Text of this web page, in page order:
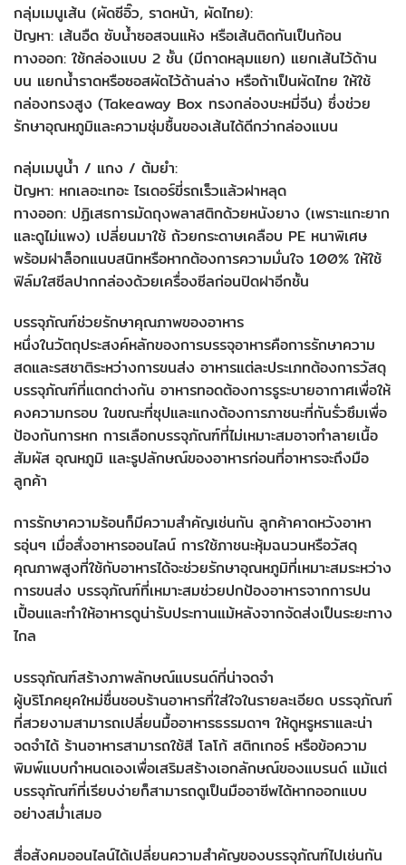
กลุ่มเมนูเส้น (ผัดซีอิ๊ว, ราดหน้า, ผัดไทย):
ปัญหา: เส้นอืด ซับน้ำซอสจนแห้ง หรือเส้นติดกันเป็นก้อน
ทางออก: ใช้กล่องแบบ 2 ชั้น (มีถาดหลุมแยก) แยกเส้นไว้ด้าน
บน แยกน้ำราดหรือซอสผัดไว้ด้านล่าง หรือถ้าเป็นผัดไทย ให้ใช้
กล่องทรงสูง (Takeaway Box ทรงกล่องบะหมี่จีน) ซึ่งช่วย
รักษาอุณหภูมิและความชุ่มชื้นของเส้นได้ดีกว่ากล่องแบน
กลุ่มเมนูน้ำ / แกง / ต้มยำ:
ปัญหา: หกเลอะเทอะ ไรเดอร์ขี่รถเร็วแล้วฝาหลุด
ทางออก: ปฏิเสธการมัดถุงพลาสติกด้วยหนังยาง (เพราะแกะยาก
และดูไม่แพง) เปลี่ยนมาใช้ ถ้วยกระดาษเคลือบ PE หนาพิเศษ
พร้อมฝาล็อกแนบสนิทหรือหากต้องการความมั่นใจ 100% ให้ใช้
ฟิล์มใสซีลปากกล่องด้วยเครื่องซีลก่อนปิดฝาอีกชั้น
บรรจุภัณฑ์ช่วยรักษาคุณภาพของอาหาร
หนึ่งในวัตถุประสงค์หลักของการบรรจุอาหารคือการรักษาความ
สดและรสชาติระหว่างการขนส่ง อาหารแต่ละประเภทต้องการวัสดุ
บรรจุภัณฑ์ที่แตกต่างกัน อาหารทอดต้องการรูระบายอากาศเพื่อให้
คงความกรอบ ในขณะที่ซุปและแกงต้องการภาชนะที่กันรั่วซึมเพื่อ
ป้องกันการหก การเลือกบรรจุภัณฑ์ที่ไม่เหมาะสมอาจทำลายเนื้อ
สัมผัส อุณหภูมิ และรูปลักษณ์ของอาหารก่อนที่อาหารจะถึงมือ
ลูกค้า
การรักษาความร้อนก็มีความสำคัญเช่นกัน ลูกค้าคาดหวังอาหา
รอุ่นๆ เมื่อสั่งอาหารออนไลน์ การใช้ภาชนะหุ้มฉนวนหรือวัสดุ
คุณภาพสูงที่ใช้กับอาหารได้จะช่วยรักษาอุณหภูมิที่เหมาะสมระหว่าง
การขนส่ง บรรจุภัณฑ์ที่เหมาะสมช่วยปกป้องอาหารจากการปน
เปื้อนและทำให้อาหารดูน่ารับประทานแม้หลังจากจัดส่งเป็นระยะทาง
ไกล
บรรจุภัณฑ์สร้างภาพลักษณ์แบรนด์ที่น่าจดจำ
ผู้บริโภคยุคใหม่ชื่นชอบร้านอาหารที่ใส่ใจในรายละเอียด บรรจุภัณฑ์
ที่สวยงามสามารถเปลี่ยนมื้ออาหารธรรมดาๆ ให้ดูหรูหราและน่า
จดจำได้ ร้านอาหารสามารถใช้สี โลโก้ สติกเกอร์ หรือข้อความ
พิมพ์แบบกำหนดเองเพื่อเสริมสร้างเอกลักษณ์ของแบรนด์ แม้แต่
บรรจุภัณฑ์ที่เรียบง่ายก็สามารถดูเป็นมืออาชีพได้หากออกแบบ
อย่างสม่ำเสมอ
สื่อสังคมออนไลน์ได้เปลี่ยนความสำคัญของบรรจุภัณฑ์ไปเช่นกัน